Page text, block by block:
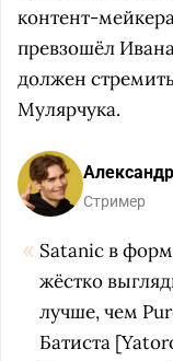
контент-
превзошёл
должен
Мулярчука.
Стример
Satanic в
жёстко
лучше, чем
Батиста